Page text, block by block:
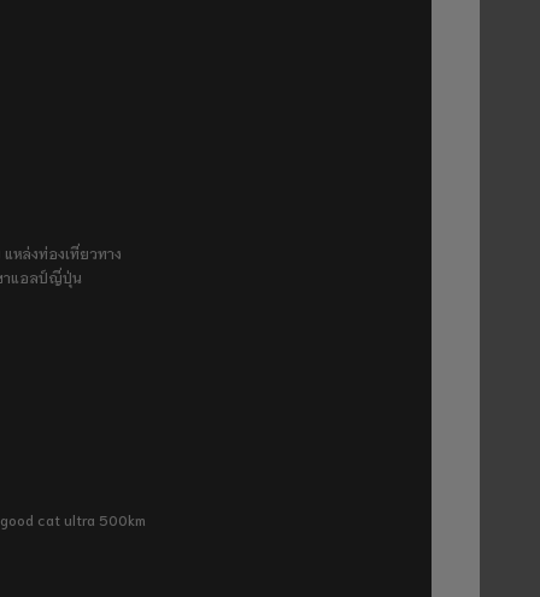
แหล่งท่องเที่ยวทาง
าแอลป์ญี่ปุ่น
cat ultra 500km